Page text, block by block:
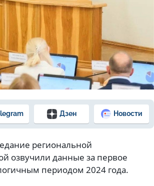
Дзен Новости
региональной
озвучили данные за первое
периодом 2024 года.